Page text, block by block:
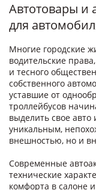
Автотовары и
для
Многие городские
водительские
и тесного
собственного
уставшие от
троллейбусов
выделить свое авто
уникальным,
внешностью, но и
Современные
технические
комфорта в салоне